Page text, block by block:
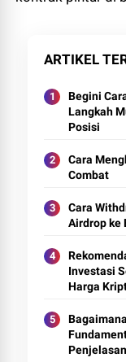
ARTIKEL
Begini
Langkah
Posisi
Cara
Combat
Cara
Airdrop ke
Investasi
Harga